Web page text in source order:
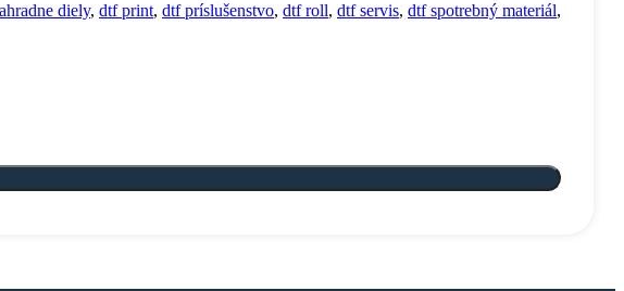
diely, dtf print, dtf príslušenstvo, dtf roll, dtf servis, dtf spotrebný materiál,